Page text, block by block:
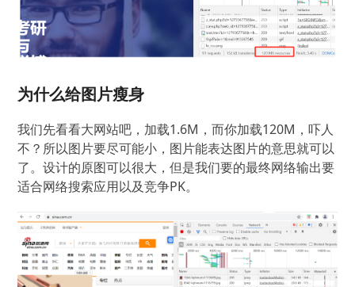
为什么给图片瘦身
我们先看看大网站吧，加载1.6M，而你加载120M，吓人
不？所以图片要尽可能小，图片能表达图片的意思就可以
了。设计的原图可以很大，但是我们要的最终网络输出要
适合网络搜索应用以及竞争PK。